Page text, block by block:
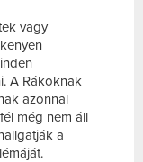
vagy
A Rákoknak
azonnal
még nem áll
a